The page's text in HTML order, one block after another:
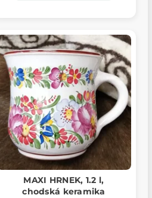
MAXI HRNEK, 1.2 l,
chodská keramika